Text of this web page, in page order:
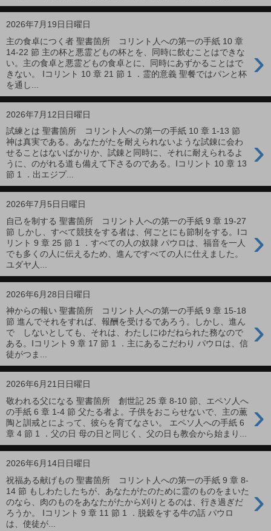
2026年7月19日日曜日
›
主の食卓につく者 聖書箇所 コリント人への第一の手紙 10 章
14-22 節 主の杯と悪霊どもの杯とを、同時に飲むことはできな
い。主の食卓と悪霊どもの食卓とに、同時にあずかることはで
きない。 Ⅰコリント 10 章 21 節 1 ．霊的意義 聖餐ではパンと杯
を通し...
2026年7月12日日曜日
›
試練とは 聖書箇所 コリント人への第一の手紙 10 章 1-13 節
神は真実である。あなたがたを耐えられないような試錬に会わ
せることはないばかりか、試錬と同時に、それに耐えられるよ
うに、のがれる道も備えて下さるのである。Ⅰコリント 10 章 13
節 1 ．出エジプ...
2026年7月5日日曜日
›
自己を制する 聖書箇所 コリント人への第一の手紙 9 章 19-27
節 しかし、すべて競技をする者は、何ごとにも節制をする。Ⅰコ
リント 9 章 25 節 1 ．すべての人の奴隷 パウロは、福音を一人
でも多くの人に伝えるため、進んですべての人に仕えました。
ユダヤ人...
2026年6月28日日曜日
›
神からの報い 聖書箇所 コリント人への第一の手紙 9 章 15-18
節 進んでそれをすれば、報酬を受けるであろう。しかし、進ん
で しないとしても、それは、わたしにゆだねられた務なので
ある。Ⅰコリント 9 章 17 節 1 ．主にあるこだわり パウロは、信
徒がつま...
2026年6月21日日曜日
›
敬われる父になる 聖書箇所 創世記 25 章 8-10 節、エペソ人へ
の手紙 6 章 1-4 節 父たる者よ。子供をおこらせないで、主の薫
陶と訓戒とによって、彼らを育てなさい。 エペソ人への手紙 6
章 4 節 1 ．父の日 母の日と同じく、父の日も教会から始まり...
2026年6月14日日曜日
›
祝福ある献げもの 聖書箇所 コリント人への第一の手紙 9 章 8-
14 節 もしわたしたちが、あなたがたのために霊のものをまいた
のなら、肉のものをあなたがたから刈りとるのは、行き過ぎだ
ろうか。 Ⅰコリント 9 章 11 節 1 ．脱穀をする牛の話 パウロ
は、使徒が...